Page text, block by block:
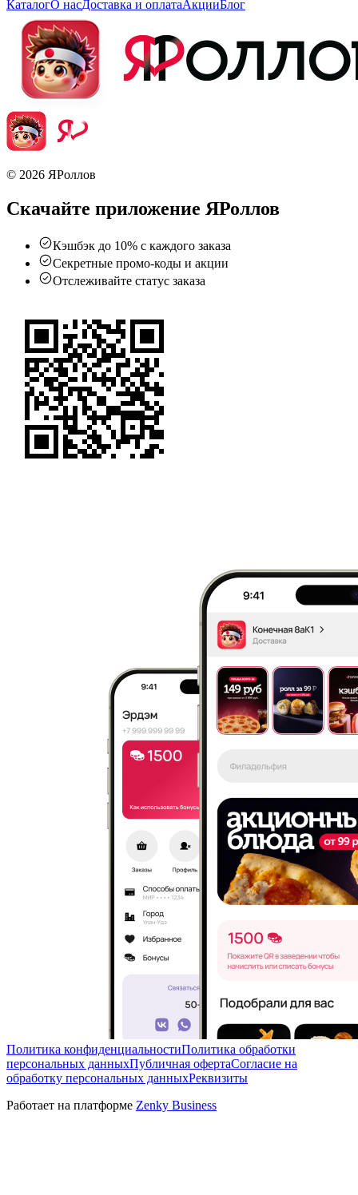
КаталогО насДоставка и оплатаАкцииБлог
© 2026 ЯРоллов
Скачайте приложение ЯРоллов
Кэшбэк до 10% с каждого заказа
Секретные промо-коды и акции
Отслеживайте статус заказа
Политика конфиденциальностиПолитика обработки
персональных данныхПубличная офертаСогласие на
обработку персональных данныхРеквизиты
Работает на платформе Zenky Business